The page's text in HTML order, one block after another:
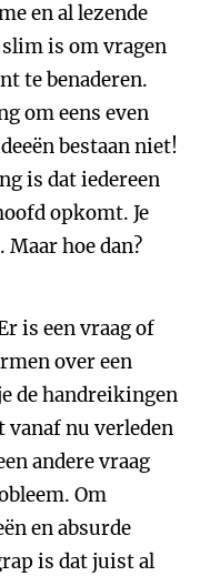
en al lezende
is om vragen
te benaderen.
om eens even
bestaan niet!
is dat iedereen
opkomt. Je
hoe dan?
is een vraag of
over een
de handreikingen
vanaf nu verleden
andere vraag
Om
en absurde
is dat juist al